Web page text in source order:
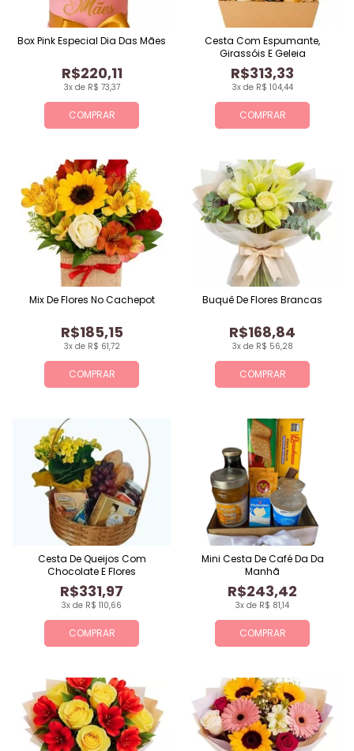
COMPRAR
3x de R$ 73,37
R$220,11
Box Pink Especial Dia Das Mães
COMPRAR
3x de R$ 104,44
R$313,33
Cesta Com Espumante,
Girassóis E Geleia
COMPRAR
3x de R$ 61,72
R$185,15
Mix De Flores No Cachepot
COMPRAR
3x de R$ 56,28
R$168,84
Buquê De Flores Brancas
COMPRAR
3x de R$ 110,66
R$331,97
Cesta De Queijos Com
Chocolate E Flores
COMPRAR
3x de R$ 81,14
R$243,42
Mini Cesta De Café Da Da
Manhã